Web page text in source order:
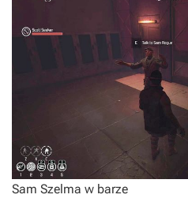
Sam Szelma w barze